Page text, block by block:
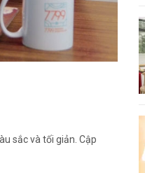
sắc và tối giản. Cập